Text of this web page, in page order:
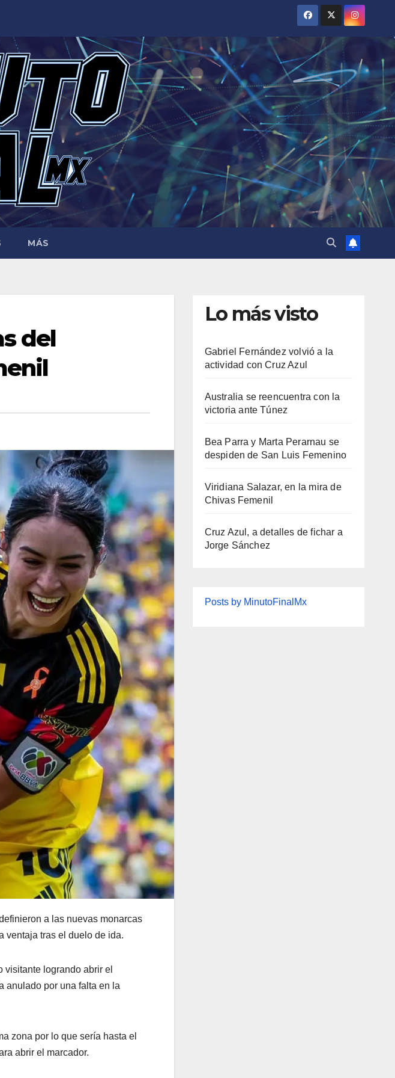
MÁS
del
a las nuevas monarcas
ventaja tras el duelo de ida.
visitante logrando abrir el
anulado por una falta en la
zona por lo que sería hasta el
abrir el marcador.
Lo más visto
Gabriel Fernández volvió a la
actividad con Cruz Azul
Australia se reencuentra con la
victoria ante Túnez
Bea Parra y Marta Perarnau se
despiden de San Luis Femenino
Viridiana Salazar, en la mira de
Chivas Femenil
Cruz Azul, a detalles de fichar a
Jorge Sánchez
Posts by MinutoFinalMx